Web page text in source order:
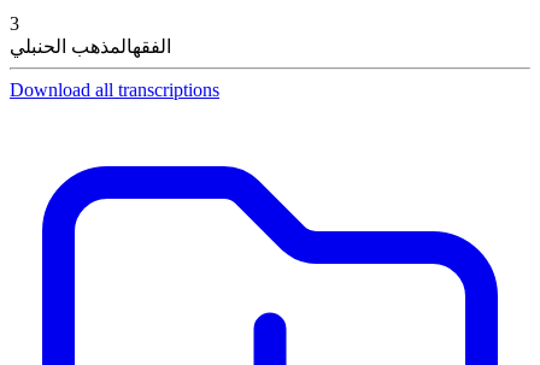
3
الفقهالمذهب الحنبلي
Download all transcriptions